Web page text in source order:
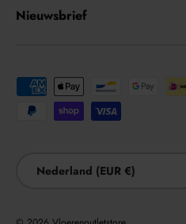
Nieuwsbrief
Geaccepteerde betaalmethoden
Nederland (EUR €)